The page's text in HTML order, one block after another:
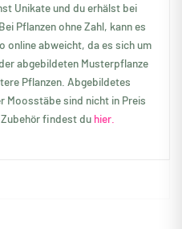
Unikate und du erhälst bei
Pflanzen ohne Zahl, kann es
online abweicht, da es sich um
abgebildeten Musterpflanze
Pflanzen. Abgebildetes
Moosstäbe sind nicht in Preis
findest du hier.